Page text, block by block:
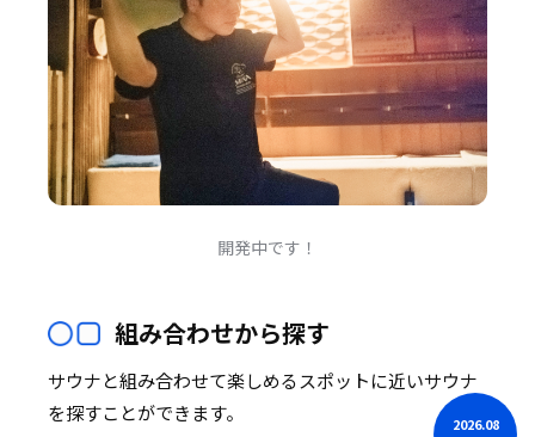
開発中です！
組み合わせから探す
サウナと組み合わせて楽しめるスポットに近いサウナ
を探すことができます。
2026.08